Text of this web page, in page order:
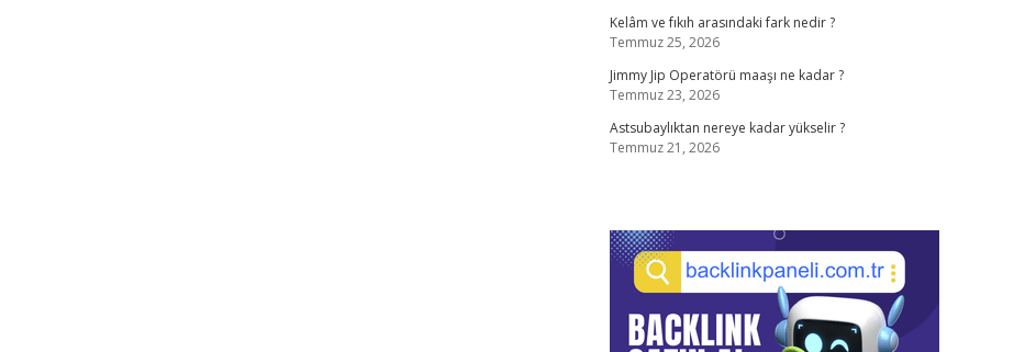
Kelâm ve fıkıh arasındaki fark nedir ?
Temmuz 25, 2026
Jimmy Jip Operatörü maaşı ne kadar ?
Temmuz 23, 2026
Astsubaylıktan nereye kadar yükselir ?
Temmuz 21, 2026